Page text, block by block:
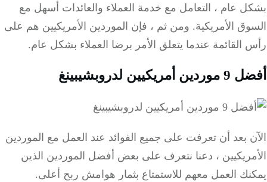
عام ، التعامل مع خدمة العملاء والعائدات أسهل مع
الأمريكية.ومن ثم ، فإن الموردين الأمريكيين هم على
القائمة عندما يتعلق الأمر برضا العملاء بشكل عام.
لدروبشيبينغ
بعد أن تعرفت على جميع الفوائد عند العمل مع الموردين
، دعنا نتعرف على بعض أفضل الموردين الذين
العمل معهم للاستمتاع بثمار هوامش ربح أعلى.